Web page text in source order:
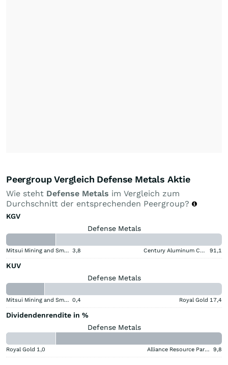
Peergroup Vergleich Defense Metals Aktie
Wie steht Defense Metals im Vergleich zum
Durchschnitt der entsprechenden Peergroup?
KGV
Defense Metals
Mitsui Mining and Smelting Company 3,8 Century Aluminum Company 91,1
KUV
Defense Metals
Mitsui Mining and Smelting Company 0,4 Royal Gold 17,4
Dividendenrendite in %
Defense Metals
Royal Gold 1,0 Alliance Resource Partners 9,8